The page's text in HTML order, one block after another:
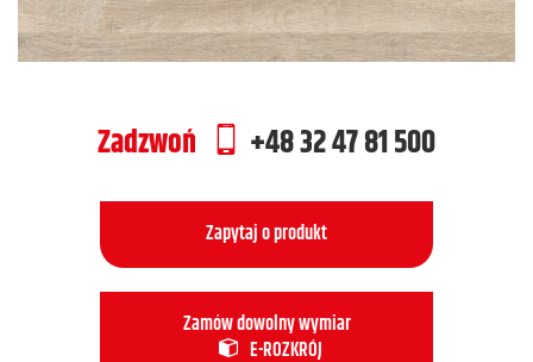
Zadzwoń +48 32 47 81 500
Zapytaj o produkt
Zamów dowolny wymiar
E-ROZKRÓJ